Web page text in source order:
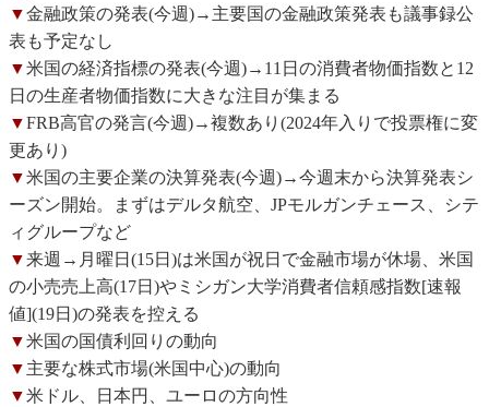
▼金融政策の発表(今週)→主要国の金融政策発表も議事録公
表も予定なし
▼米国の経済指標の発表(今週)→11日の消費者物価指数と12
日の生産者物価指数に大きな注目が集まる
▼FRB高官の発言(今週)→複数あり(2024年入りで投票権に変
更あり)
▼米国の主要企業の決算発表(今週)→今週末から決算発表シ
ーズン開始。まずはデルタ航空、JPモルガンチェース、シテ
ィグループなど
▼来週→月曜日(15日)は米国が祝日で金融市場が休場、米国
の小売売上高(17日)やミシガン大学消費者信頼感指数[速報
値](19日)の発表を控える
▼米国の国債利回りの動向
▼ 主要な株式市場(米国中心)の動向
▼米ドル、日本円、ユーロの方向性